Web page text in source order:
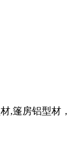
,篷房铝型材，